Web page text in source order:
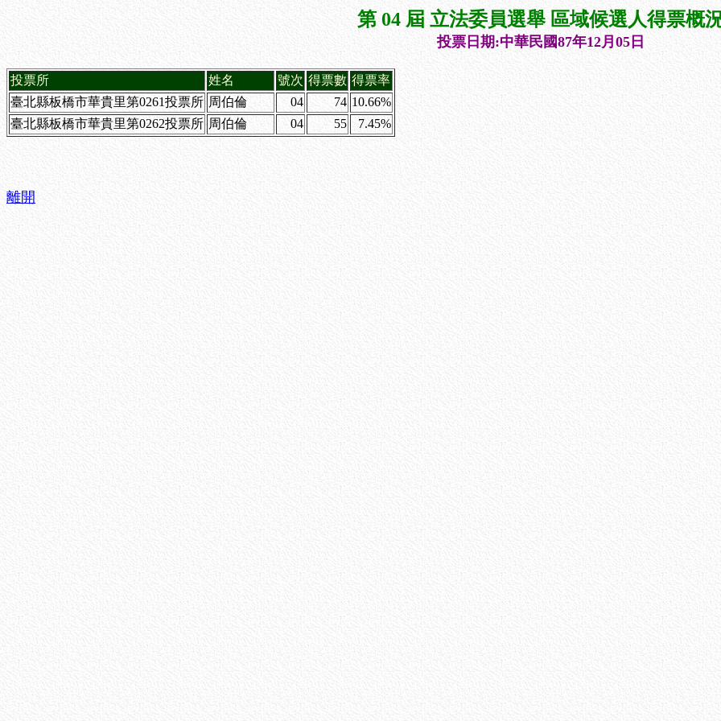
第 04 屆 立法委員選舉 區域候選人得票概
投票日期:中華民國87年12月05日
投票所 姓名 號次 得票數 得票率
臺北縣板橋市華貴里第0261投票所 周伯倫 04 74 10.66%
臺北縣板橋市華貴里第0262投票所 周伯倫 04 55 7.45%
離開